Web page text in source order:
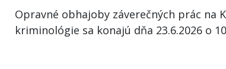
Opravné obhajoby záverečných prác na
kriminológie sa konajú dňa 23.6.2026 o